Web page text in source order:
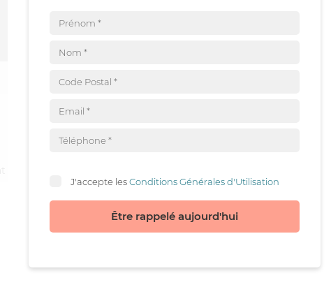
J'accepte lesConditions Générales d'Utilisation
Être rappelé aujourd'hui